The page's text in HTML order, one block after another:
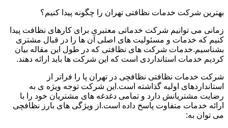
بهترین شرکت خدمات نظافتی تهران را چگونه پیدا کنیم؟
زمانی می توانیم شرکت خدماتی معتبری برای کارهای نظافت پیدا
کنیم که خدمات و مسئولیت های اصلی آن ها را در قبال مشتری
بشناسیم.خدمات شرکت های نظافتی که در طول این مقاله بیان
کردیم خدمات استانداردی است که این شرکت ها باید ارائه دهند.
شرکت خدمات نظافتی نظافچی در تهران پا را فراتر از
استانداردهای اولیه گذاشته است.این شرکت توجه ویژه ی به
رضایت مشتریانش دارد و تمامی دغدغه های مشتریان خود را با
ارائه خدمات متفاوت پاسخ داده است.از ویژگی های بارز نظافچی
می توان به: